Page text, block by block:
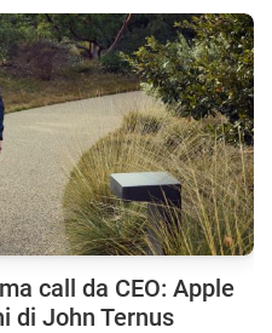
call da CEO: Apple
di John Ternus